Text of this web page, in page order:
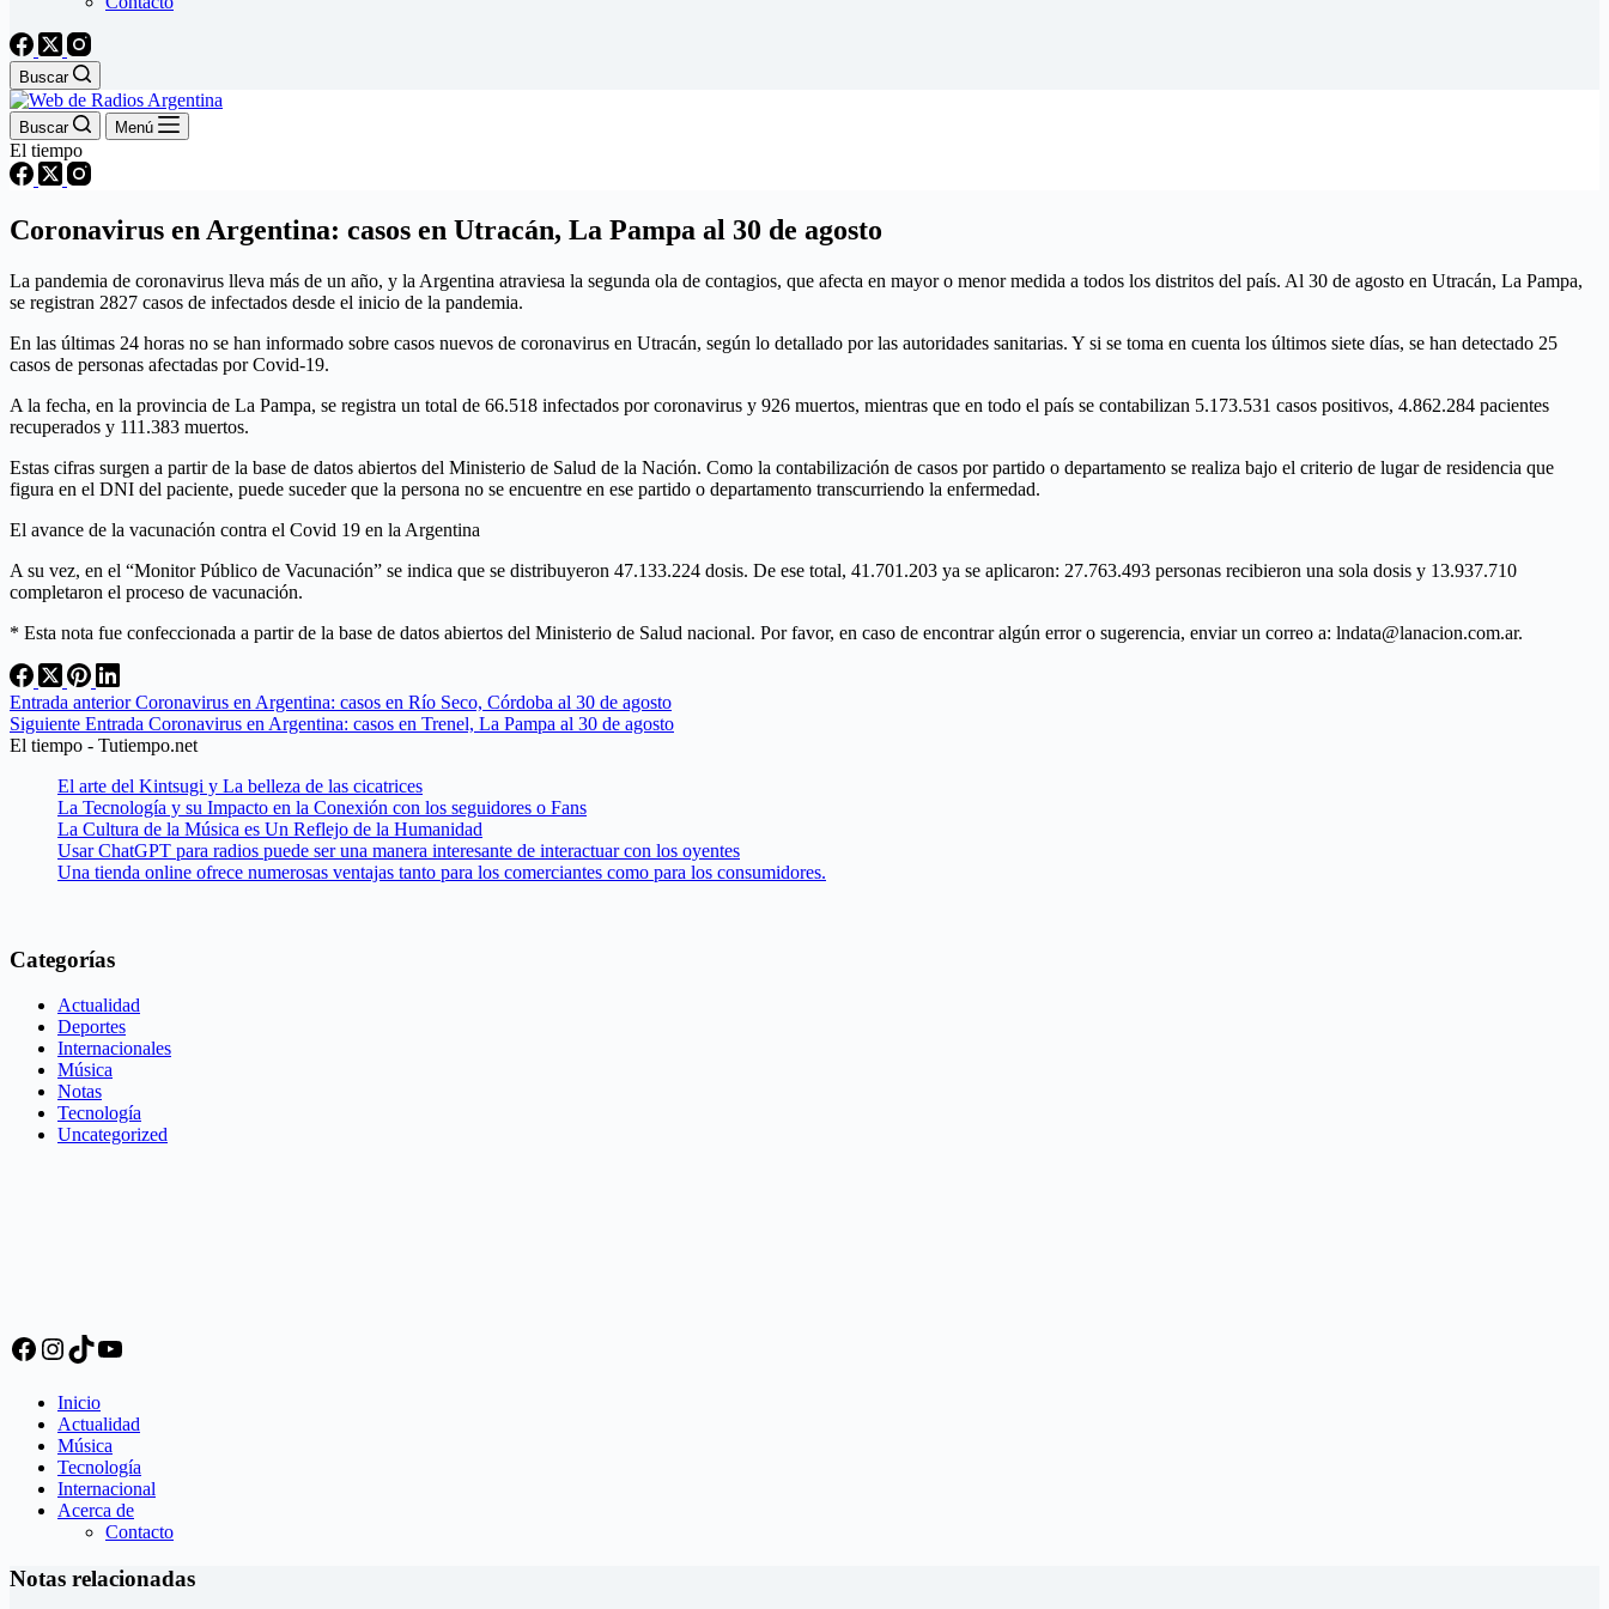
Buscar
Buscar Menú
El tiempo
Coronavirus en Argentina: casos en Utracán, La Pampa al 30 de agosto
La pandemia de coronavirus lleva más de un año, y la Argentina atraviesa la segunda ola de contagios, que afecta en mayor o menor medida a todos los distritos del país. Al 30 de agosto en Utracán, La Pampa,
se registran 2827 casos de infectados desde el inicio de la pandemia.
En las últimas 24 horas no se han informado sobre casos nuevos de coronavirus en Utracán, según lo detallado por las autoridades sanitarias. Y si se toma en cuenta los últimos siete días, se han detectado 25
casos de personas afectadas por Covid-19.
A la fecha, en la provincia de La Pampa, se registra un total de 66.518 infectados por coronavirus y 926 muertos, mientras que en todo el país se contabilizan 5.173.531 casos positivos, 4.862.284 pacientes
recuperados y 111.383 muertos.
Estas cifras surgen a partir de la base de datos abiertos del Ministerio de Salud de la Nación. Como la contabilización de casos por partido o departamento se realiza bajo el criterio de lugar de residencia que
figura en el DNI del paciente, puede suceder que la persona no se encuentre en ese partido o departamento transcurriendo la enfermedad.
El avance de la vacunación contra el Covid 19 en la Argentina
A su vez, en el “Monitor Público de Vacunación” se indica que se distribuyeron 47.133.224 dosis. De ese total, 41.701.203 ya se aplicaron: 27.763.493 personas recibieron una sola dosis y 13.937.710
completaron el proceso de vacunación.
* Esta nota fue confeccionada a partir de la base de datos abiertos del Ministerio de Salud nacional. Por favor, en caso de encontrar algún error o sugerencia, enviar un correo a: lndata@lanacion.com.ar.
Entrada anteriorCoronavirus en Argentina: casos en Río Seco, Córdoba al 30 de agosto
Siguiente Entrada Coronavirus en Argentina: casos en Trenel, La Pampa al 30 de agosto
El tiempo - Tutiempo.net
El arte del Kintsugi y La belleza de las cicatrices
La Tecnología y su Impacto en la Conexión con los seguidores o Fans
La Cultura de la Música es Un Reflejo de la Humanidad
Usar ChatGPT para radios puede ser una manera interesante de interactuar con los oyentes
Una tienda online ofrece numerosas ventajas tanto para los comerciantes como para los consumidores.
Categorías
Actualidad
Deportes
Internacionales
Música
Notas
Tecnología
Uncategorized
Facebook
Instagram
TikTok
YouTube
Inicio
Actualidad
Música
Tecnología
Internacional
Acerca de
Contacto
Notas relacionadas